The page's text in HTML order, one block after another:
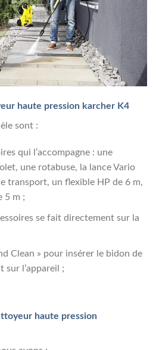
haute pression karcher K4
sont :
qui l’accompagne : une
une rotabuse, la lance Vario
transport, un flexible HP de 6 m,
5 m ;
se fait directement sur la
Clean » pour insérer le bidon de
sur l’appareil ;
haute pression